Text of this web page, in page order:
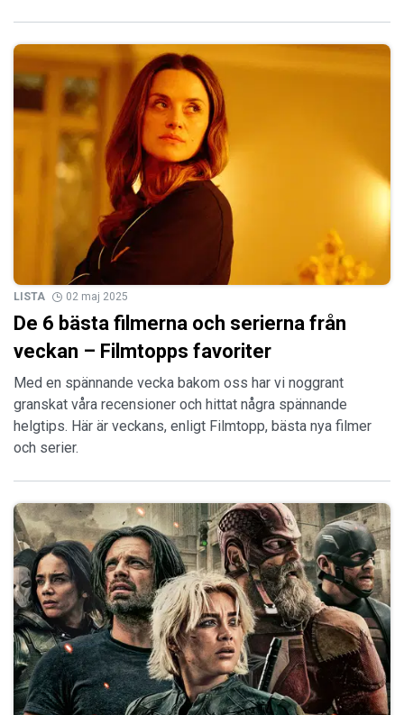
LISTA 02 maj 2025
De 6 bästa filmerna och serierna från
veckan – Filmtopps favoriter
Med en spännande vecka bakom oss har vi noggrant
granskat våra recensioner och hittat några spännande
helgtips. Här är veckans, enligt Filmtopp, bästa nya filmer
och serier.